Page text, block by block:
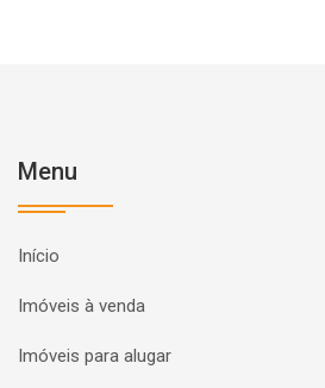
Menu
Início
Imóveis à venda
Imóveis para alugar